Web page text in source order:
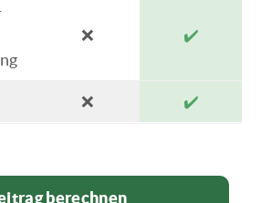
❌ ✔️
❌ ✔️
berechnen